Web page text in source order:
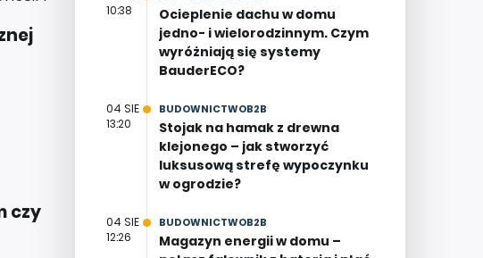
czy
10:38
Ocieplenie dachu w domu
jedno- i wielorodzinnym. Czym
wyróżniają się systemy
BauderECO?
04 SIE
13:20
BUDOWNICTWOB2B
Stojak na hamak z drewna
klejonego – jak stworzyć
luksusową strefę wypoczynku
w ogrodzie?
04 SIE
12:26
BUDOWNICTWOB2B
Magazyn energii w domu –